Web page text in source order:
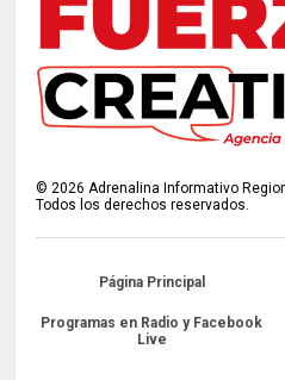
©2026 Adrenalina Informativo
Todos los derechos reservados.
Página Principal
Programas en Radio y Facebook
Live